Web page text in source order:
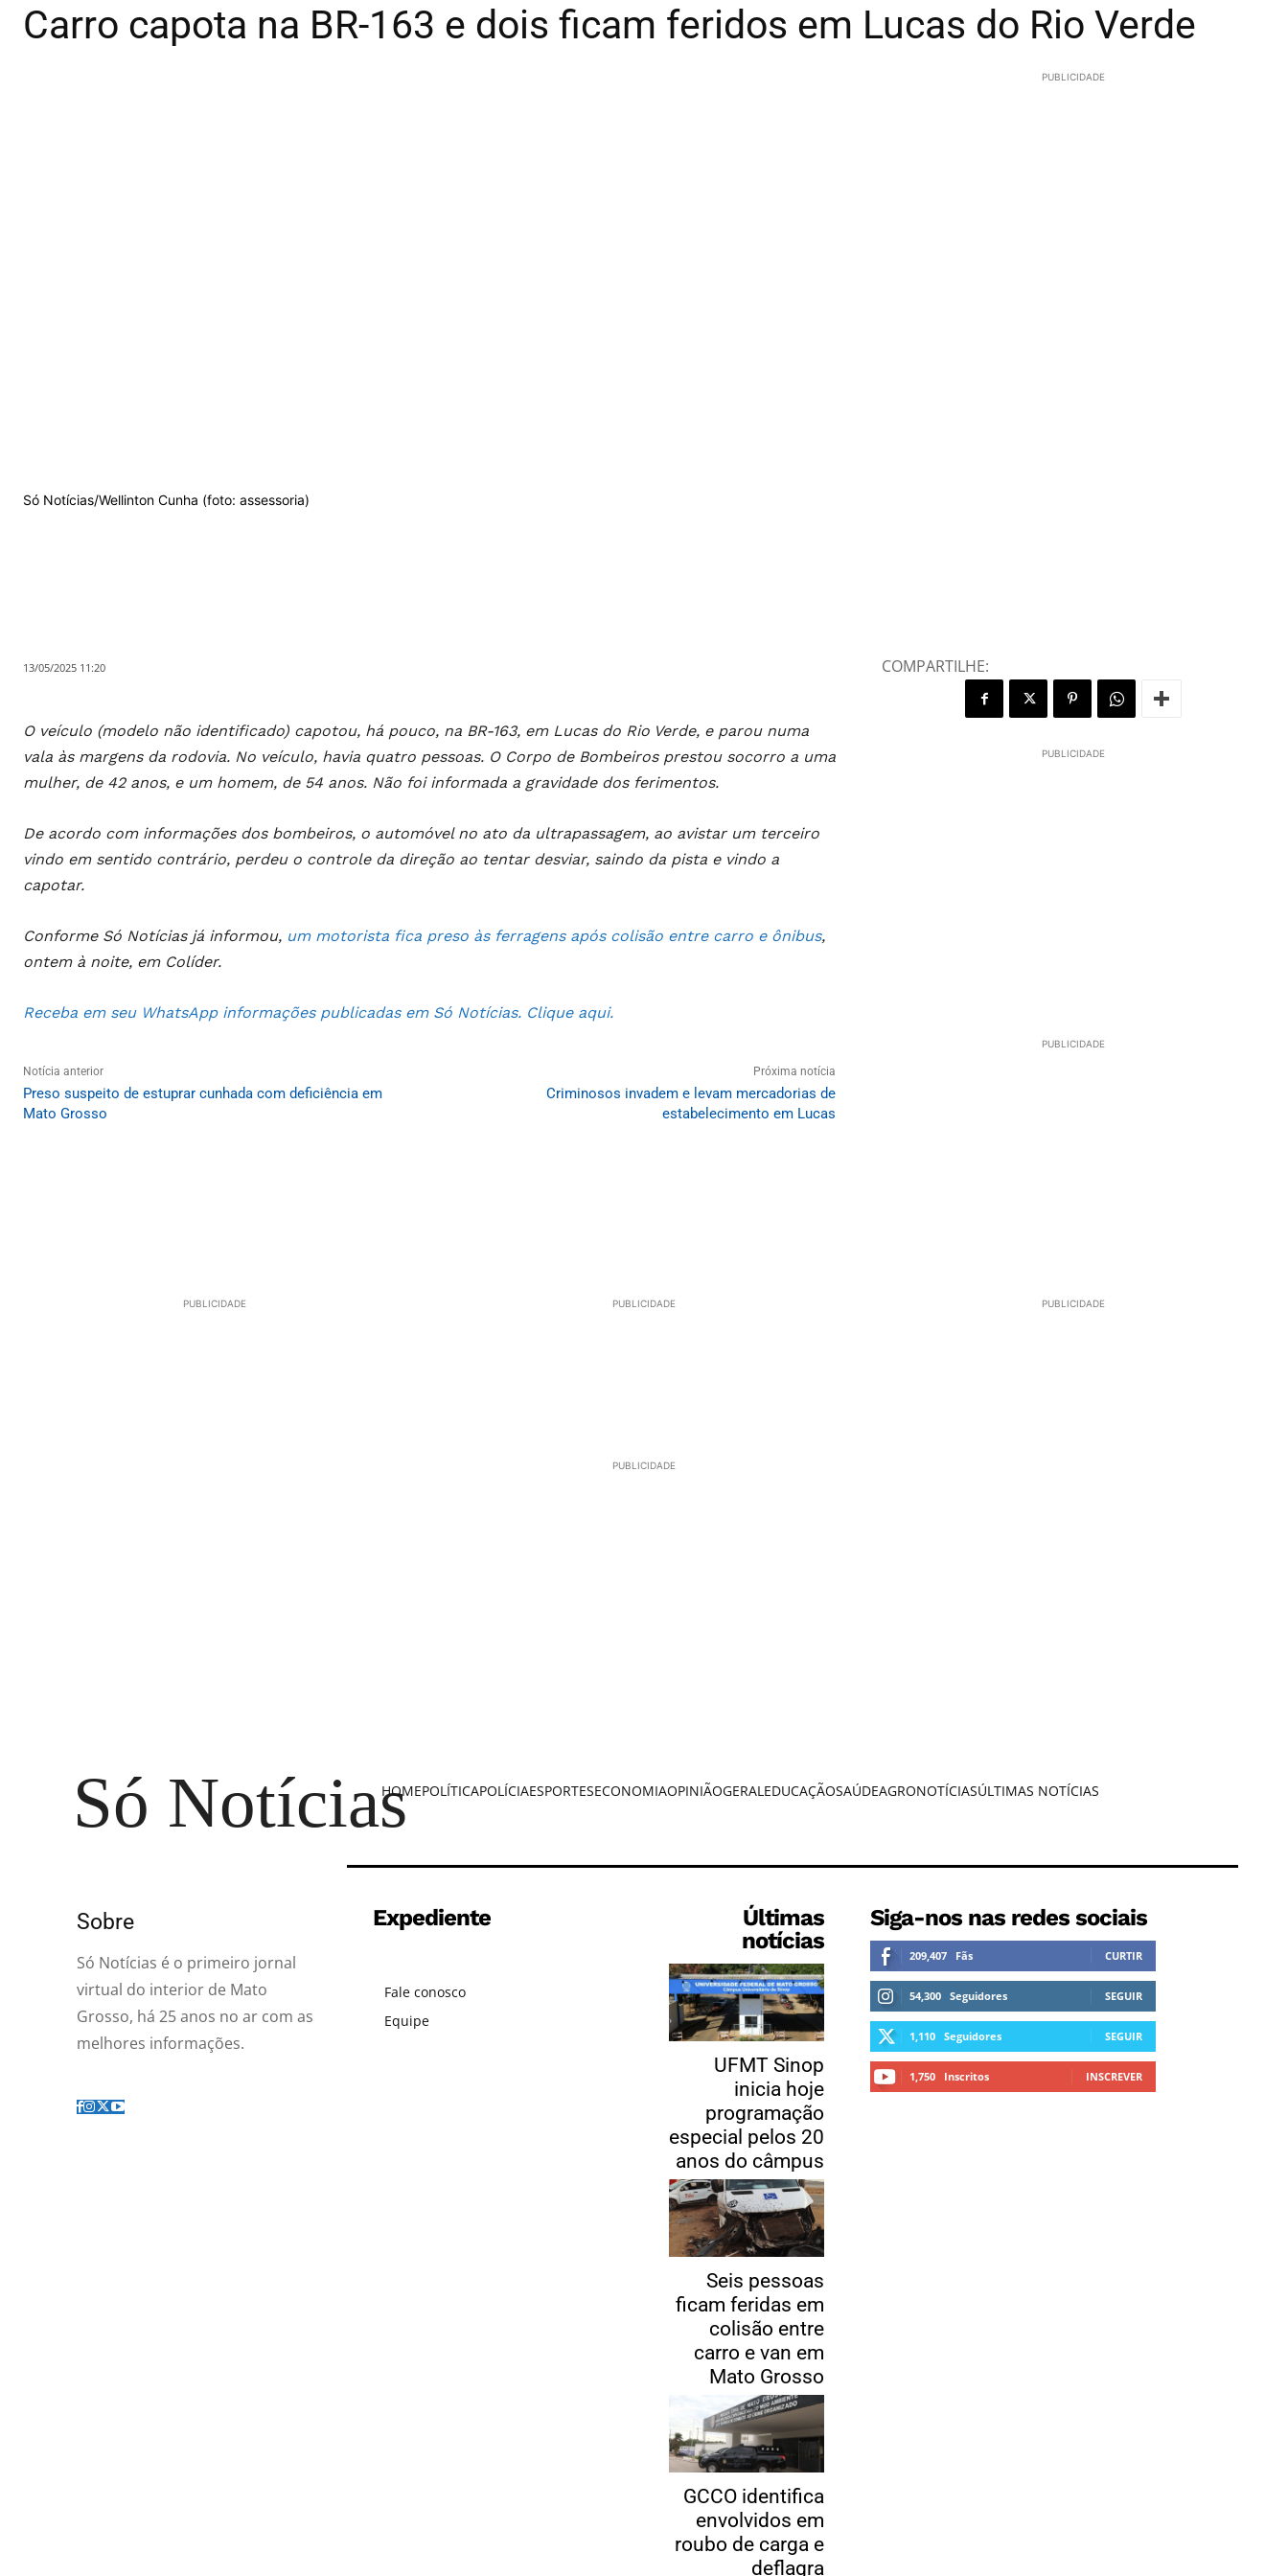
Carro capota na BR-163 e dois ficam feridos em Lucas do Rio Verde
PUBLICIDADE
Só Notícias/Wellinton Cunha (foto: assessoria)
13/05/2025 11:20
O veículo (modelo não identificado) capotou, há pouco, na BR-163, em Lucas do Rio Verde, e parou numa
vala às margens da rodovia. No veículo, havia quatro pessoas. O Corpo de Bombeiros prestou socorro a uma
mulher, de 42 anos, e um homem, de 54 anos. Não foi informada a gravidade dos ferimentos.
De acordo com informações dos bombeiros, o automóvel no ato da ultrapassagem, ao avistar um terceiro
vindo em sentido contrário, perdeu o controle da direção ao tentar desviar, saindo da pista e vindo a
capotar.
Conforme Só Notícias já informou, um motorista fica preso às ferragens após colisão entre carro e ônibus,
ontem à noite, em Colíder.
Receba em seu WhatsApp informações publicadas em Só Notícias. Clique aqui.
Notícia anterior
Preso suspeito de estuprar cunhada com deficiência em
Mato Grosso
Próxima notícia
Criminosos invadem e levam mercadorias de
estabelecimento em Lucas
COMPARTILHE:
PUBLICIDADE
PUBLICIDADE
PUBLICIDADE PUBLICIDADE PUBLICIDADE
PUBLICIDADE
Só Notícias
HOMEPOLÍTICAPOLÍCIAESPORTESECONOMIAOPINIÃOGERALEDUCAÇÃOSAÚDEAGRONOTÍCIASÚLTIMAS NOTÍCIAS
Sobre
Só Notícias é o primeiro jornal
virtual do interior de Mato
Grosso, há 25 anos no ar com as
melhores informações.
Expediente
Fale conosco
Equipe
Últimas
notícias
UFMT Sinop
inicia hoje
programação
especial pelos 20
anos do câmpus
Seis pessoas
ficam feridas em
colisão entre
carro e van em
Mato Grosso
GCCO identifica
envolvidos em
roubo de carga e
deflagra
Siga-nos nas redes sociais
209,407 Fãs CURTIR
54,300 Seguidores SEGUIR
1,110 Seguidores SEGUIR
1,750 Inscritos INSCREVER